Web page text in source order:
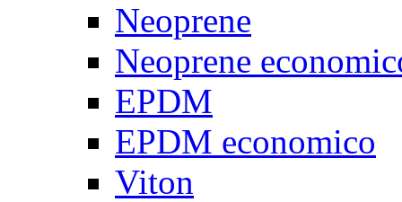
Neoprene
Neoprene
EPDM
EPDM economico
Viton